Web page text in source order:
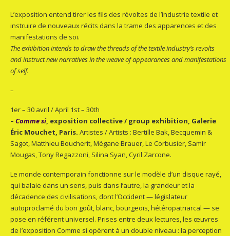
L’exposition entend tirer les fils des révoltes de l’industrie textile et
instruire de nouveaux récits dans la trame des apparences et des
manifestations de soi.
The exhibition intends to draw the threads of the textile industry’s revolts
and instruct new narratives in the weave of appearances and manifestations
of self.
–
1er – 30 avril / April 1st – 30th
–Comme si, exposition collective / group exhibition, Galerie
Éric Mouchet, Paris. Artistes / Artists : Bertille Bak, Becquemin &
Sagot, Matthieu Boucherit, Mégane Brauer, Le Corbusier, Samir
Mougas, Tony Regazzoni, Silina Syan, Cyril Zarcone.
Le monde contemporain fonctionne sur le modèle d’un disque rayé,
qui balaie dans un sens, puis dans l’autre, la grandeur et la
décadence des civilisations, dont l’Occident — législateur
autoproclamé du bon goût, blanc, bourgeois, hétéropatriarcal — se
pose en référent universel. Prises entre deux lectures, les œuvres
de l’exposition Comme si opèrent à un double niveau : la perception